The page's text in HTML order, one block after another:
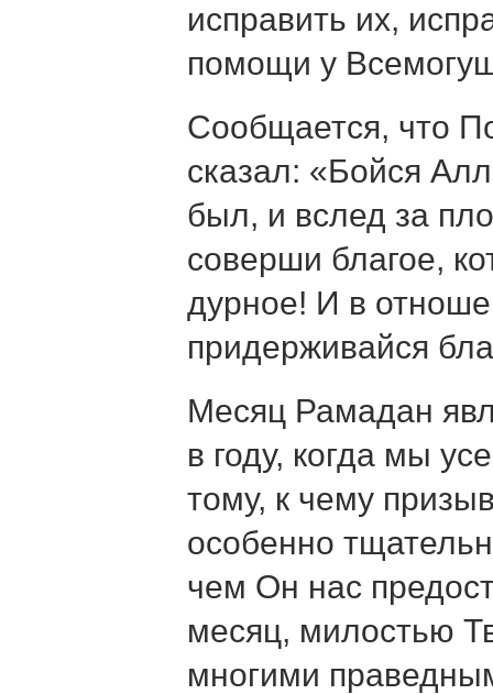
исправить их,
помощи у
Сообщается, что
сказал: «Бойся
был, и вслед за
соверши благое,
дурное! И в
придерживайся
Месяц Рамадан
в году, когда мы
тому, к чему
особенно
чем Он нас
месяц, милостью
многими